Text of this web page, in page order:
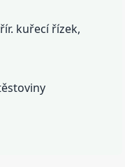
kuřecí řízek,